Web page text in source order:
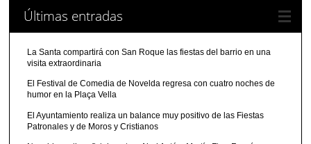
Últimas entradas
La Santa compartirá con San Roque las fiestas del barrio en una
visita extraordinaria
El Festival de Comedia de Novelda regresa con cuatro noches de
humor en la Plaça Vella
El Ayuntamiento realiza un balance muy positivo de las Fiestas
Patronales y de Moros y Cristianos